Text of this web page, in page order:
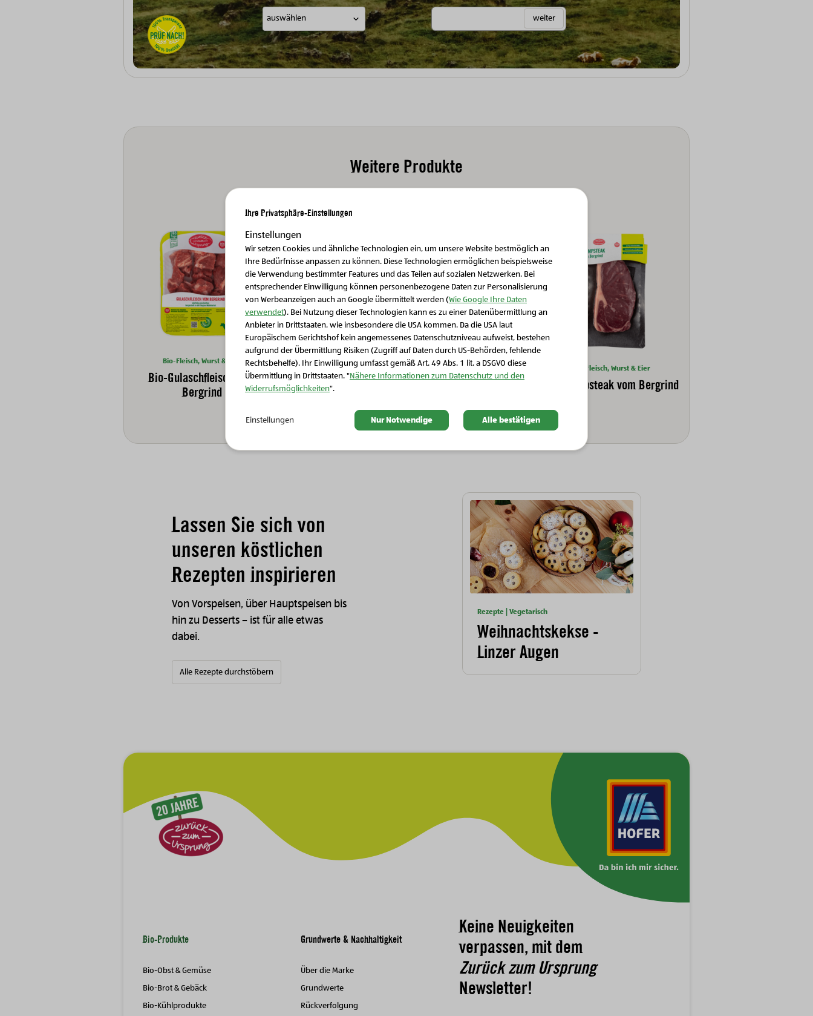
weiter
Weitere Produkte
Bio-Fleisch, Wurst & Eier
Bio-Gulaschfleisch vom
Bergrind
Bio-Fleisch, Wurst & Eier
Bio-Landhendl Steakies
Bio-Fleisch, Wurst & Eier
Bio-Rib Eye Steak vom
Bio-Fleisch, Wurst & Eier
Bio-Rumpsteak vom Bergrind
Rezepte | Vegetarisch
Weihnachtskekse -
Linzer Augen
Lassen Sie sich von
unseren köstlichen
Rezepten inspirieren
Von Vorspeisen, über Hauptspeisen bis
hin zu Desserts – ist für alle etwas
dabei.
Alle Rezepte durchstöbern
Keine Neuigkeiten
verpassen, mit dem
Zurück zum Ursprung
Newsletter!
Bio-Produkte
Bio-Obst & Gemüse
Bio-Brot & Gebäck
Bio-Kühlprodukte
Grundwerte & Nachhaltigkeit
Über die Marke
Grundwerte
Rückverfolgung
Schließen Sie dieses Feld
Ihre Privatsphäre-Einstellungen
Einstellungen
Wir setzen Cookies und ähnliche Technologien ein, um unsere Website bestmöglich an
Ihre Bedürfnisse anpassen zu können. Diese Technologien ermöglichen beispielsweise
die Verwendung bestimmter Features und das Teilen auf sozialen Netzwerken. Bei
entsprechender Einwilligung können personenbezogene Daten zur Personalisierung
von Werbeanzeigen auch an Google übermittelt werden (Wie Google Ihre Daten
verwendet). Bei Nutzung dieser Technologien kann es zu einer Datenübermittlung an
Anbieter in Drittstaaten, wie insbesondere die USA kommen. Da die USA laut
Europäischem Gerichtshof kein angemessenes Datenschutzniveau aufweist, bestehen
aufgrund der Übermittlung Risiken (Zugriff auf Daten durch US-Behörden, fehlende
Rechtsbehelfe). Ihr Einwilligung umfasst gemäß Art. 49 Abs. 1 lit. a DSGVO diese
Übermittlung in Drittstaaten. "Nähere Informationen zum Datenschutz und den
Widerrufsmöglichkeiten".
Einstellungen Nur Notwendige Alle bestätigen